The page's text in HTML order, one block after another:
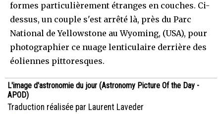
formes particulièrement étranges en couches. Ci-
dessus, un couple s'est arrêté là, près du Parc
National de Yellowstone au Wyoming, (USA), pour
photographier ce nuage lenticulaire derrière des
éoliennes pittoresques.
L'image d'astronomie du jour (Astronomy Picture Of the Day -
APOD)
Traduction réalisée par Laurent Laveder